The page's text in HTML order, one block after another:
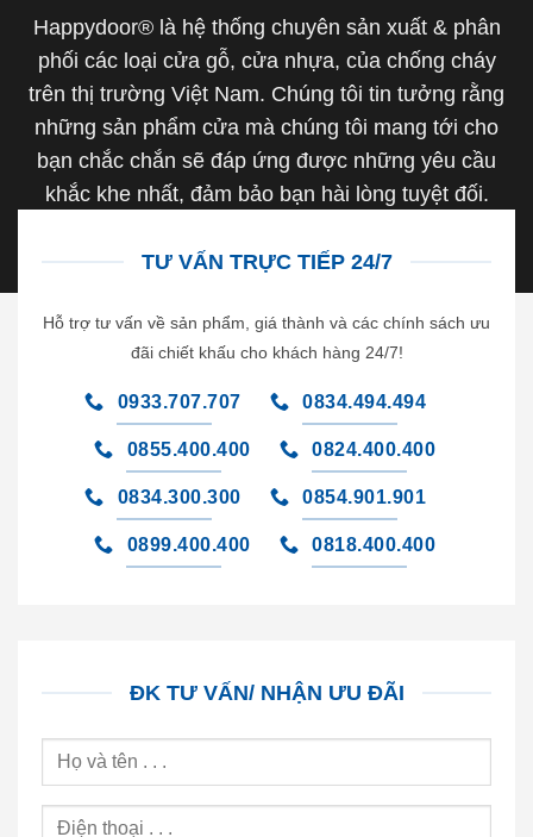
Happydoor® là hệ thống chuyên sản xuất & phân
phối các loại cửa gỗ, cửa nhựa, của chống cháy
trên thị trường Việt Nam. Chúng tôi tin tưởng rằng
những sản phẩm cửa mà chúng tôi mang tới cho
bạn chắc chắn sẽ đáp ứng được những yêu cầu
khắc khe nhất, đảm bảo bạn hài lòng tuyệt đối.
TƯ VẤN TRỰC TIẾP 24/7
Hỗ trợ tư vấn về sản phẩm, giá thành và các chính sách ưu
đãi chiết khấu cho khách hàng 24/7!
0933.707.707 0834.494.494
0855.400.400 0824.400.400
0834.300.300 0854.901.901
0899.400.400 0818.400.400
ĐK TƯ VẤN/ NHẬN ƯU ĐÃI